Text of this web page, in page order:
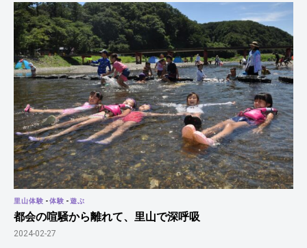
里山体験 -体験 -遊ぶ
都会の喧騒から離れて、里山で深呼吸
2024-02-27